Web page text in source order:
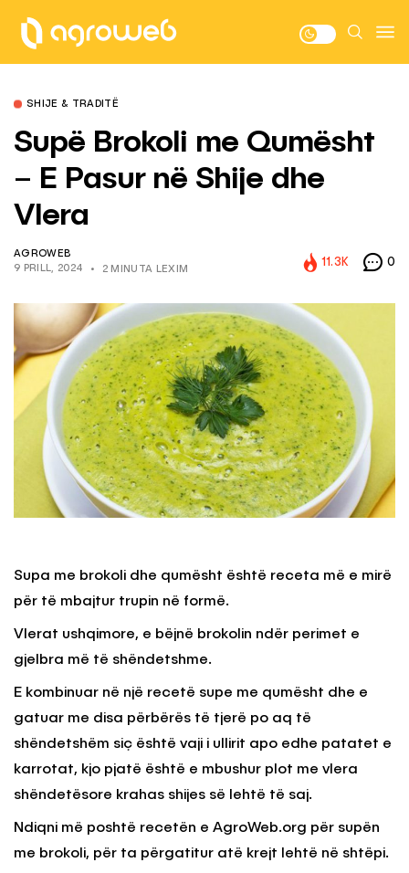
SHIJE & TRADITË
Supë Brokoli me Qumësht
– E Pasur në Shije dhe
Vlera
AGROWEB
9 PRILL, 2024
2 MINUTA LEXIM
11.3K 0
Supa me brokoli dhe qumësht është receta më e mirë
për të mbajtur trupin në formë.
Vlerat ushqimore, e bëjnë brokolin ndër perimet e
gjelbra më të shëndetshme.
E kombinuar në një recetë supe me qumësht dhe e
gatuar me disa përbërës të tjerë po aq të
shëndetshëm siç është vaji i ullirit apo edhe patatet e
karrotat, kjo pjatë është e mbushur plot me vlera
shëndetësore krahas shijes së lehtë të saj.
Ndiqni më poshtë recetën e AgroWeb.org për supën
me brokoli, për ta përgatitur atë krejt lehtë në shtëpi.